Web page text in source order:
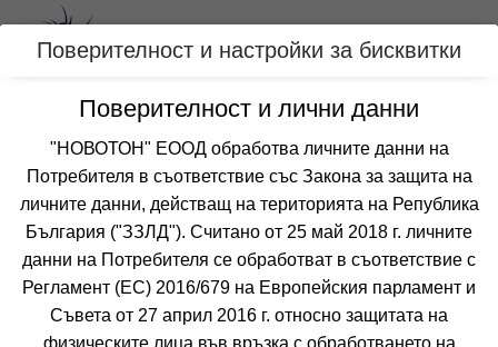
Вход
Категории
Хотел СЕВЕРИНА
СЛЪНЧЕВ БРЯГ
Отзиви от клиенти за хотел СЕВЕРИНА
все още няма мнения за този хотел
Поверителност и настройки за бисквитки
Поверителност и лични данни
"НОВОТОН" ЕООД обработва личните данни на
Потребителя в съответствие със Закона за защита на
личните данни, действащ на територията на Република
България ("ЗЗЛД"). Считано от 25 май 2018 г. личните
данни на Потребителя се обработват в съответствие с
Регламент (ЕС) 2016/679 на Европейския парламент и
Съвета от 27 април 2016 г. относно защитата на